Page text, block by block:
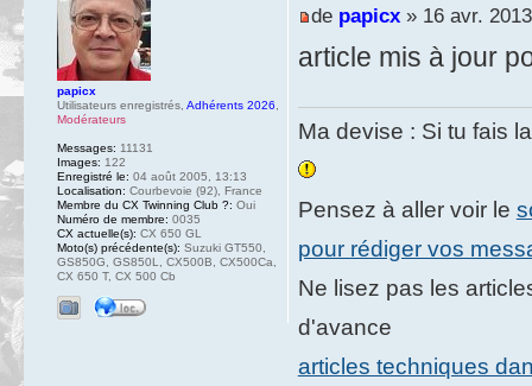
de papicx» 16 avr.
article mis à jour
Ma devise : Si tu fais
Pensez à aller voir le
pour rédiger vos
Ne lisez pas les
d'avance
articles techniques
papicx
Utilisateurs enregistrés, Adhérents 2026,
Modérateurs
Messages: 11131
Images: 122
Enregistré le: 04 août 2005, 13:13
Localisation: Courbevoie (92), France
Membre du CX Twinning Club ?: Oui
Numéro de membre: 0035
CX actuelle(s): CX 650 GL
Moto(s) précédente(s): Suzuki GT550,
GS850G, GS850L, CX500B, CX500Ca,
CX 650 T, CX 500 Cb